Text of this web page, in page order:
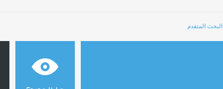
البحث المتقدم